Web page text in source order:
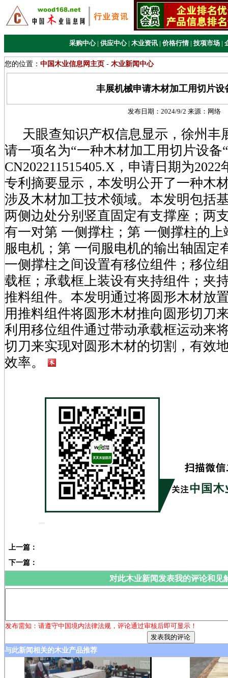
采购中心 | 供应中心 | 木业资讯 | 价格行情 | 技项市场 |
您的位置： 中国木业信息网主页 - 木业新闻中心
丰展机械申请木材加工用切片设
发布日期： 2024/9/2 来源： 网络
天眼查知识产权信息显示，徐州丰
请一项名为“一种木材加工用切片设备
CN202211515405.X，申请日期为2022
专利摘要显示，本发明公开了一种木
涉及木材加工技术领域。本发明包括
两侧边处分别竖直固定有支撑座；两
有一对第 一侧撑柱；第 一侧撑柱的
服电机；第 一伺服电机的输出轴固定
一侧撑柱之间设置有移位组件；移位
载框；承载框上装设有夹持组件；夹
推料组件。本发明通过将圆形木材放
用推料组件将圆形木材推向圆形切刀
利用移位组件通过带动承载框运动来
切刀来实现对圆形木材的切割，有效
效率。
上一篇：
下一篇：
对此木业新闻发表我的评论和见
发布需知：请遵守中国境内法律法规，评论通过审核后即可显示！
与此新闻相关的木业产品推荐